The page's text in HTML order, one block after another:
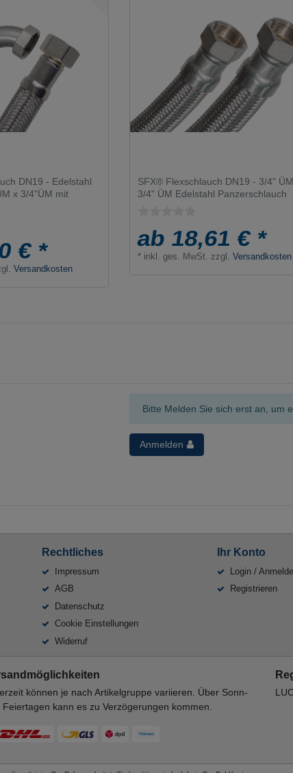
DN19 - Edelstahl
x 3/4"ÜM mit
€ *
Versandkosten
SFX® Flexschlauch DN19 - 3/4"
3/4" ÜM Edelstahl Panzerschlauch
ab 18,61 € *
* inkl. ges. MwSt. zzgl.Versandkosten
Bitte Melden Sie sich erst an, um
Anmelden
Rechtliches
Impressum
AGB
Datenschutz
Cookie Einstellungen
Widerruf
Ihr Konto
Login /
Registrieren
können je nach Artikelgruppe variieren. Über Sonn-
Feiertagen kann es zu Verzögerungen kommen.